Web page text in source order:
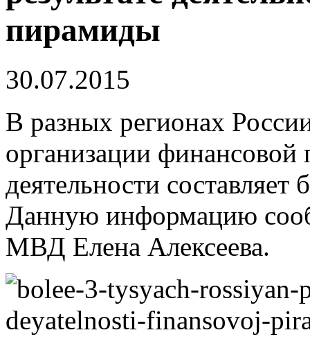
пирамиды
30.07.2015
В разных регионах
организации
деятельности
Данную информацию
МВД Елена Алексеева.